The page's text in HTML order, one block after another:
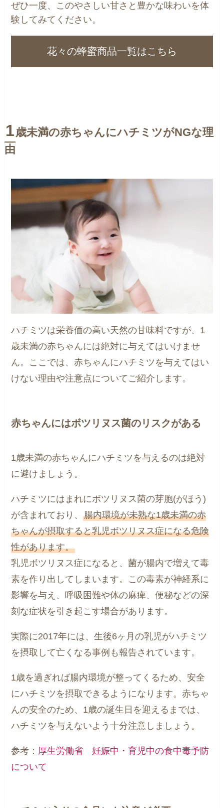
ぜひ一度、このやさしい甘さと豊かな味わいを体
験してみてください。
花々の蜂蜜商品一覧はこちら
1 歳未満の赤ちゃんにハチミツがNGな理
由
ハチミツは栄養価の高い天然の甘味料ですが、1
歳未満の赤ちゃんには絶対に与えてはいけませ
ん。ここでは、赤ちゃんにハチミツを与えてはい
けない理由や注意点についてご紹介します。
赤ちゃんにはボツリヌス菌のリスクがある
1歳未満の赤ちゃんにハチミツを与えるのは絶対
に避けましょう。
ハチミツにはまれにボツリヌス菌の芽胞(がほう)
が含まれており、腸内環境が未熟な1歳未満の赤
ちゃんが摂取すると乳児ボツリヌス症になる危険
性があります。
乳児ボツリヌス症になると、菌が腸内で増えて毒
素を作り出してしまいます。この毒素が神経系に
影響を与え、呼吸困難や体の麻痺、便秘などの深
刻な症状を引き起こす場合があります。
実際に2017年には、生後6ヶ月の乳児がハチミツ
を摂取して亡くなる事例も報告されています。
1歳を過ぎれば腸内環境が整ってくるため、安全
にハチミツを摂取できるようになります。赤ちゃ
んの安全のため、1歳の誕生日を迎えるまでは、
ハチミツを与えないよう十分注意しましょう。
参考： 厚生労働省 妊娠中・育児中の食中毒予防
について